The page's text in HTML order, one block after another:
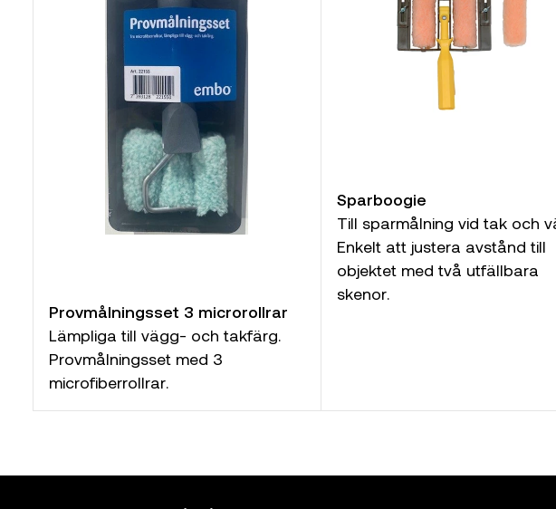
Provmålningsset 3 microrollrar
Lämpliga till vägg- och takfärg.
Provmålningsset med 3
microfiberrollrar.
Sparboogie
Till sparmålning vid tak och
Enkelt att justera avstånd till
objektet med två utfällbara
skenor.